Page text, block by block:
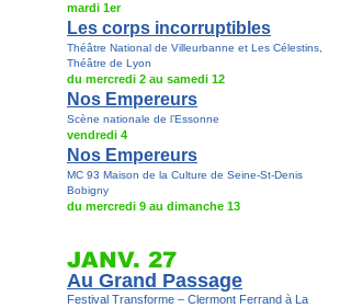
mardi 1er
Les corps incorruptibles
Théâtre National de Villeurbanne et Les Célestins,
Théâtre de Lyon
du mercredi 2 au samedi 12
Nos Empereurs
Scène nationale de l’Essonne
vendredi 4
Nos Empereurs
MC 93 Maison de la Culture de Seine-St-Denis
Bobigny
du mercredi 9 au dimanche 13
JANV. 27
Au Grand Passage
Festival Transforme – Clermont Ferrand à La